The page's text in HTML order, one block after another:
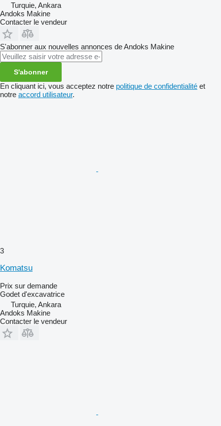
Turquie, Ankara
Andoks Makine
Contacter le vendeur
S'abonner aux nouvelles annonces de Andoks Makine
S'abonner
En cliquant ici, vous acceptez notre politique de confidentialité et
notre accord utilisateur.
3
Komatsu
Prix sur demande
Godet d'excavatrice
Turquie, Ankara
Andoks Makine
Contacter le vendeur